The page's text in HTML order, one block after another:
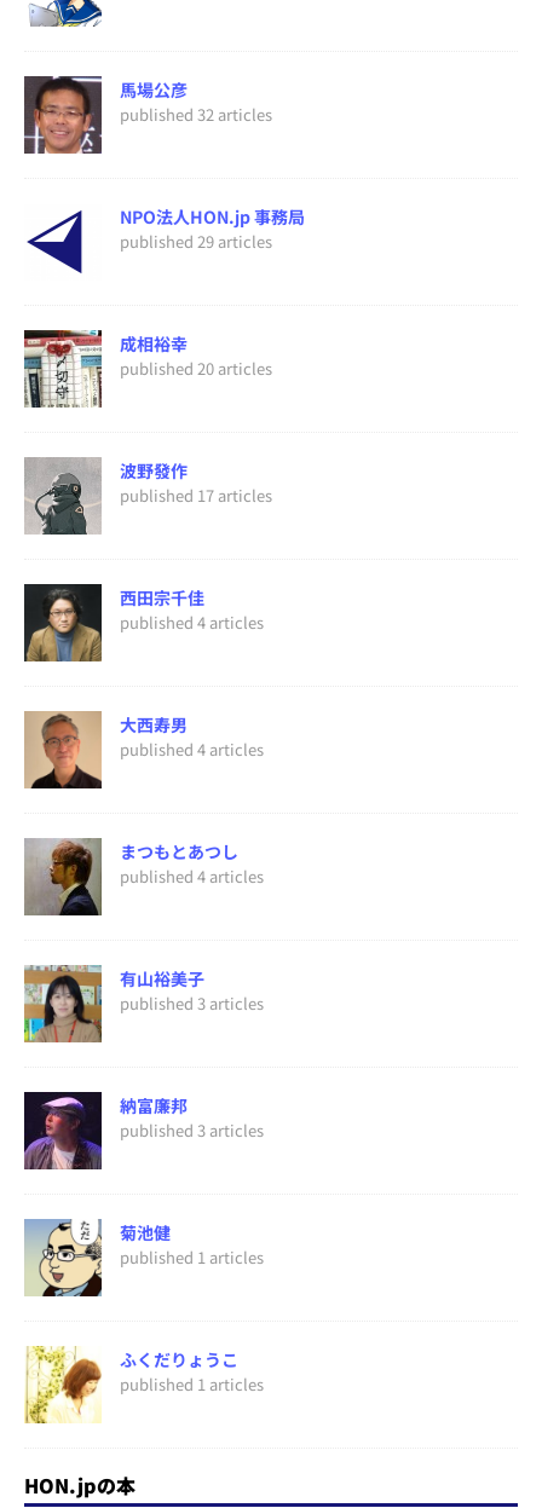
馬場公彦
published 32 articles
NPO法人HON.jp 事務局
published 29 articles
成相裕幸
published 20 articles
波野發作
published 17 articles
西田宗千佳
published 4 articles
大西寿男
published 4 articles
まつもとあつし
published 4 articles
有山裕美子
published 3 articles
納富廉邦
published 3 articles
菊池健
published 1 articles
ふくだりょうこ
published 1 articles
HON.jpの本